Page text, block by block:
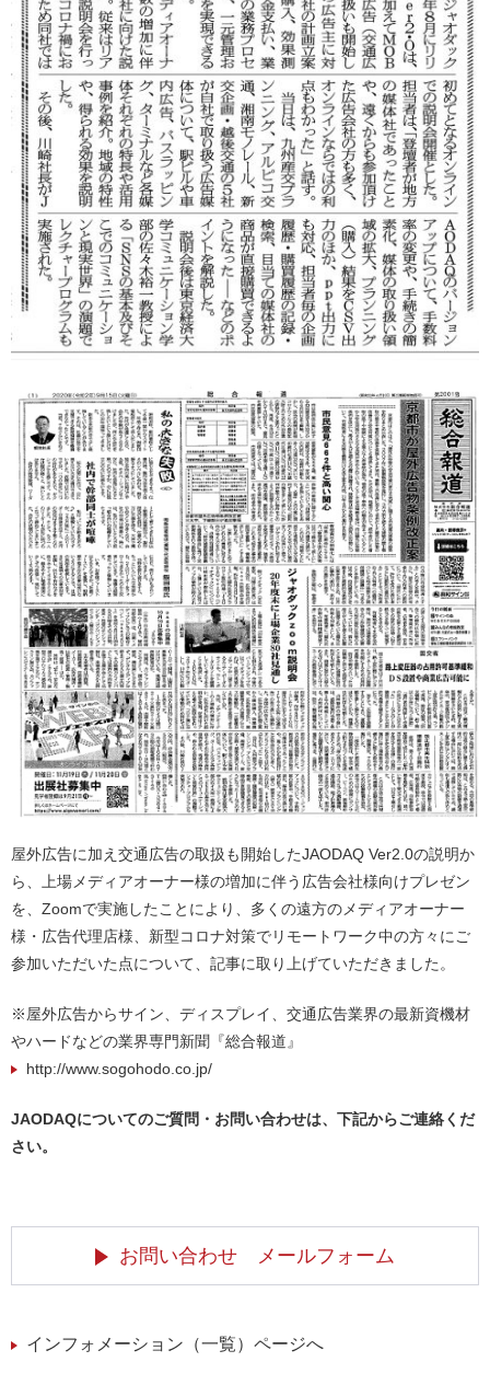
屋外広告に加え交通広告の取扱も開始したJAODAQ Ver2.0の説明か
ら、上場メディアオーナー様の増加に伴う広告会社様向けプレゼン
を、Zoomで実施したことにより、多くの遠方のメディアオーナー
様・広告代理店様、新型コロナ対策でリモートワーク中の方々にご
参加いただいた点について、記事に取り上げていただきました。
※屋外広告からサイン、ディスプレイ、交通広告業界の最新資機材
やハードなどの業界専門新聞『総合報道』
http://www.sogohodo.co.jp/
JAODAQについてのご質問・お問い合わせは、下記からご連絡くだ
さい。
お問い合わせ メールフォーム
インフォメーション（一覧）ページへ